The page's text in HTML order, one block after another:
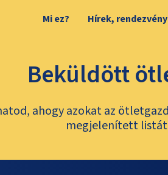
Mi ez? Hírek,
Beküldött
ahogy azokat az
megjelenített